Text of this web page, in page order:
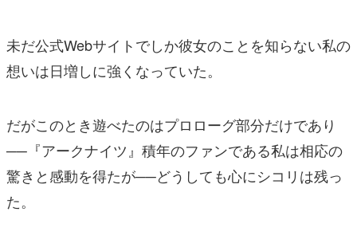
未だ公式Webサイトでしか彼女のことを知らない私の
想いは日増しに強くなっていた。
だがこのとき遊べたのはプロローグ部分だけであり
──『アークナイツ』積年のファンである私は相応の
驚きと感動を得たが──どうしても心にシコリは残っ
た。